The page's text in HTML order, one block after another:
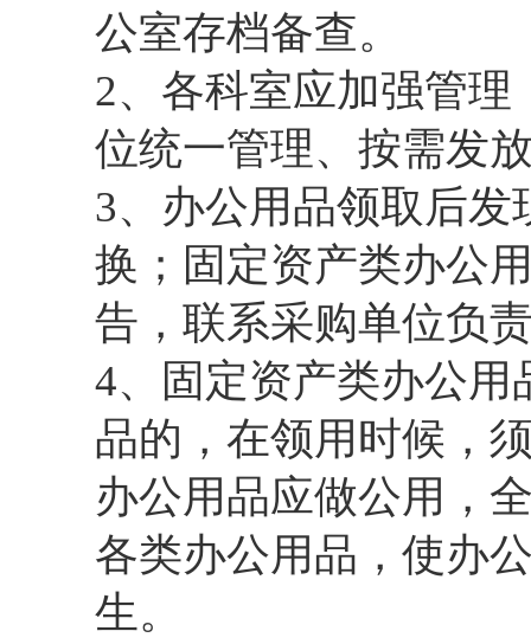
公室存档备查。
2、各科室应加强管
位统一管理、按需发
3、办公用品领取后
换；固定资产类办公
告，联系采购单位负
4、固定资产类办公
品的，在领用时候，
办公用品应做公用，
各类办公用品，使办
生。